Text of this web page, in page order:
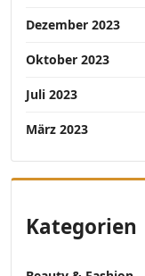
Dezember 2023
Oktober 2023
Juli 2023
März 2023
Kategorien